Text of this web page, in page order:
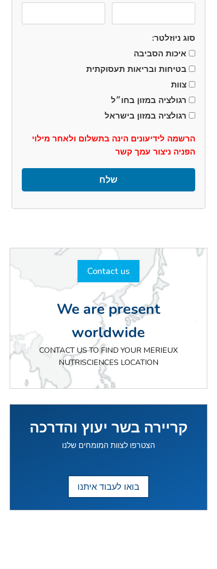
סוג ניוזלטר:
איכות הסביבה
בטיחות ובריאות תעסוקתית
צוות
רגולציה במזון בחו״ל
רגולציה במזון בישראל
הרשמה לידיעונים הינה בתשלום ולאחר מילוי
הפניה ניצור עמך קשר
Contact us
We are present
worldwide
CONTACT US TO FIND YOUR MERIEUX
NUTRISCIENCES LOCATION
קריירה בשר יעוץ והדרכה
הצטרפו לצוות המומחים שלנו
בואו לעבוד איתנו